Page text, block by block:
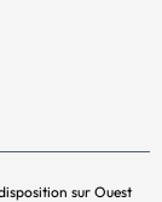
sur Ouest